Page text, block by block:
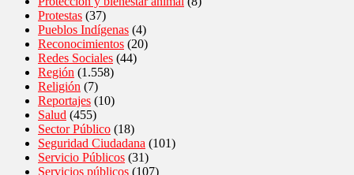
Protestas (37)
Pueblos Indígenas (4)
Reconocimientos (20)
Redes Sociales (44)
Región (1.558)
Religión (7)
Reportajes (10)
Salud (455)
Sector Público (18)
Seguridad Ciudadana (101)
Servicio Públicos (31)
Servicios públicos (107)